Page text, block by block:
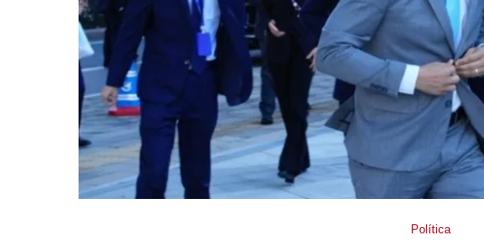
Política